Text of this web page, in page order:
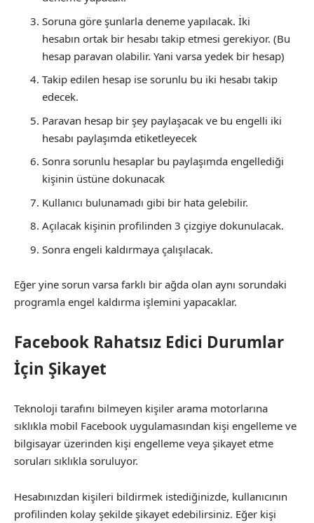
Soruna göre şunlarla deneme yapılacak. İki
hesabın ortak bir hesabı takip etmesi gerekiyor. (Bu
hesap paravan olabilir. Yani varsa yedek bir hesap)
Takip edilen hesap ise sorunlu bu iki hesabı takip
edecek.
Paravan hesap bir şey paylaşacak ve bu engelli iki
hesabı paylaşımda etiketleyecek
Sonra sorunlu hesaplar bu paylaşımda engellediği
kişinin üstüne dokunacak
Kullanıcı bulunamadı gibi bir hata gelebilir.
Açılacak kişinin profilinden 3 çizgiye dokunulacak.
Sonra engeli kaldırmaya çalışılacak.
Eğer yine sorun varsa farklı bir ağda olan aynı sorundaki
programla engel kaldırma işlemini yapacaklar.
Facebook Rahatsız Edici Durumlar
İçin Şikayet
Teknoloji tarafını bilmeyen kişiler arama motorlarına
sıklıkla mobil Facebook uygulamasından kişi engelleme ve
bilgisayar üzerinden kişi engelleme veya şikayet etme
soruları sıklıkla soruluyor.
Hesabınızdan kişileri bildirmek istediğinizde, kullanıcının
profilinden kolay şekilde şikayet edebilirsiniz. Eğer kişi